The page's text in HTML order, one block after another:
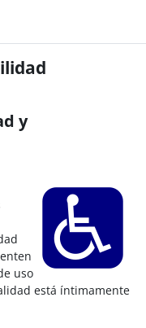
y
uso
está íntimamente